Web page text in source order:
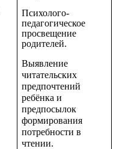
Психолого-
педагогическое
просвещение
родителей.
Выявление
читательских
предпочтений
ребёнка и
предпосылок
формирования
потребности в
чтении.